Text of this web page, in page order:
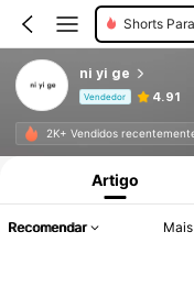
Shorts
ni yi ge
Vendedor 4.91
2K+ Vendidos
Informações do Produto:
Artigo
Recomendar